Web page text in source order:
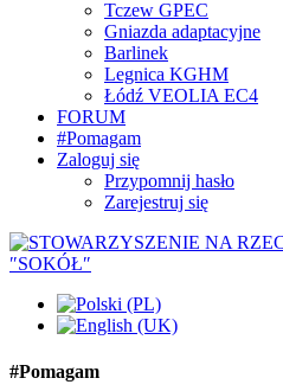
Tczew GPEC
Gniazda adaptacyjne
Barlinek
Legnica KGHM
Łódź VEOLIA EC4
FORUM
#Pomagam
Zaloguj się
Przypomnij hasło
Zarejestruj się
#Pomagam